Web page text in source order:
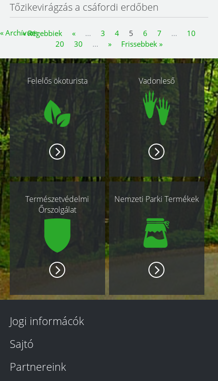
Tőzikevirágzás a csáfordi erdőben
« Archívum« Régebbiek « ... 3 4 5 6 7 ...
10
20
30 ... » Frissebbek »
Kapcsolódó
oldalakFelelős ökoturista Vadonleső
Természetvédelmi
Őrszolgálat
Nemzeti Parki Termékek
Jogi informácók
Sajtó
Partnereink